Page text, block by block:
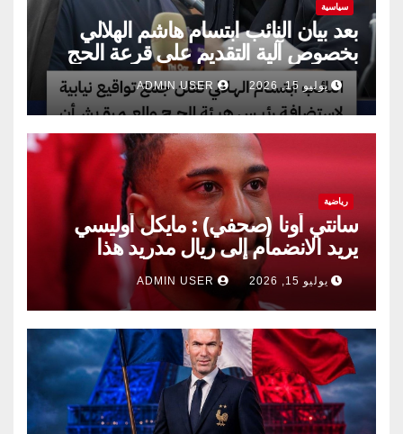
سياسية
بعد بيان النائب ابتسام هاشم الهلالي
بخصوص آلية التقديم على قرعة الحج
يوليو 15, 2026
رياضية
سانتي أونا (صحفي) : مايكل أوليسي
يريد الانضمام إلى ريال مدريد هذا
الصيف.
يوليو 15, 2026 ADMIN USER